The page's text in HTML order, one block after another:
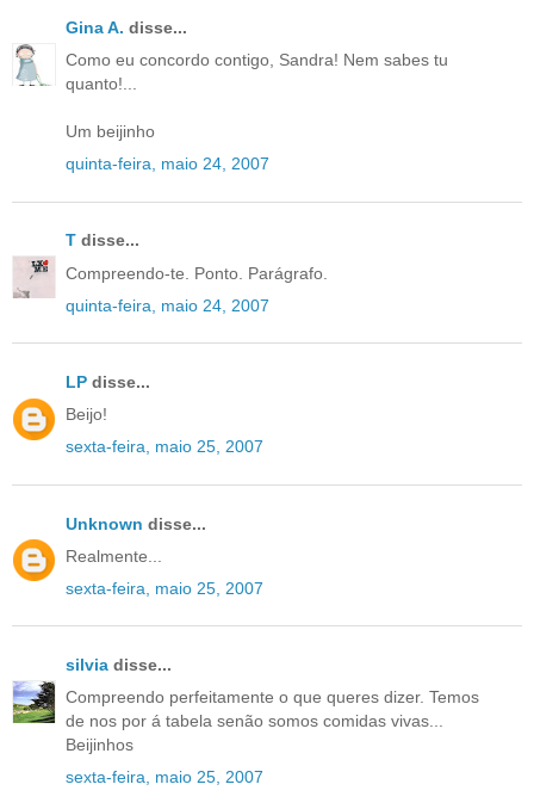
Gina A. disse...
Como eu concordo contigo, Sandra! Nem sabes tu
quanto!...
Um beijinho
quinta-feira, maio 24, 2007
T disse...
Compreendo-te. Ponto. Parágrafo.
quinta-feira, maio 24, 2007
LP disse...
Beijo!
sexta-feira, maio 25, 2007
Unknown disse...
Realmente...
sexta-feira, maio 25, 2007
silvia disse...
Compreendo perfeitamente o que queres dizer. Temos
de nos por á tabela senão somos comidas vivas...
Beijinhos
sexta-feira, maio 25, 2007